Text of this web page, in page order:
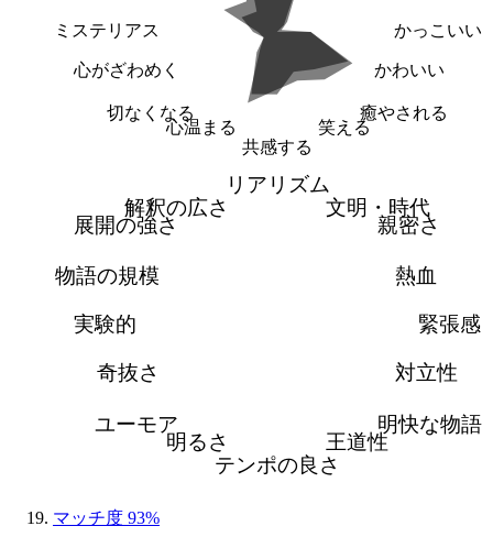
かっこいい
かわいい
癒やされる
笑える
共感する
心温まる
切なくなる
心がざわめく
ミステリアス
リアリズム
文明・時代
親密さ
熱血
緊張感
対立性
明快な物語
王道性
テンポの良さ
明るさ
ユーモア
奇抜さ
実験的
物語の規模
展開の強さ
解釈の広さ
マッチ度 93%